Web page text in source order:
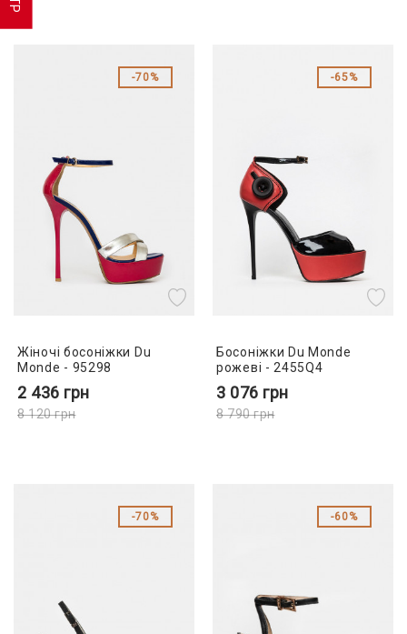
70%
Жіночі босоніжки Du
Monde - 95298
2 436 грн
8 120грн
65%
Босоніжки Du Monde
рожеві - 2455Q4
3 076 грн
8 790грн
70% 60%